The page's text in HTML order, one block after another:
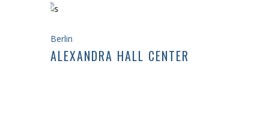
Berlin
ALEXANDRA HALL CENTER